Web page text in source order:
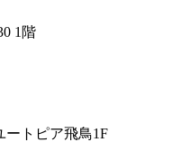
1階
ートピア飛鳥1F